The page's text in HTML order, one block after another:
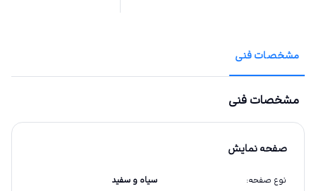
مشخصات فنی
مشخصات فنی
صفحه نمایش
نوع صفحه: سیاه و سفید